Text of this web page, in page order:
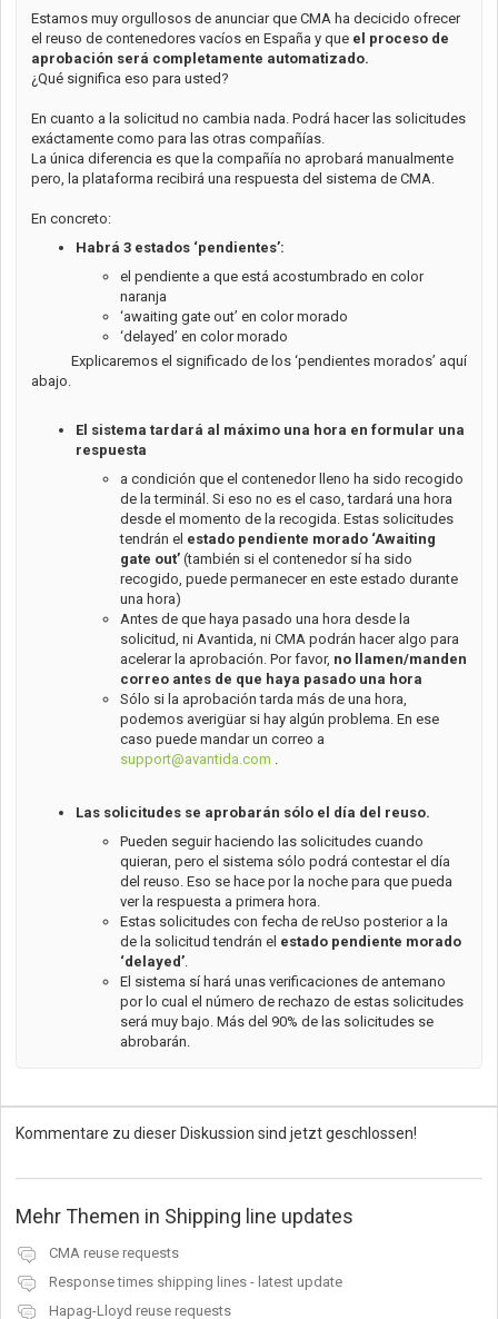
Estamos muy orgullosos de anunciar que CMA ha decicido ofrecer
el reuso de contenedores vacíos en España y que el proceso de
aprobación será completamente automatizado.
¿Qué significa eso para usted?
En cuanto a la solicitud no cambia nada. Podrá hacer las solicitudes
exáctamente como para las otras compañías.
La única diferencia es que la compañía no aprobará manualmente
pero, la plataforma recibirá una respuesta del sistema de CMA.
En concreto:
Habrá 3 estados ‘pendientes’:
el pendiente a que está acostumbrado en color
naranja
‘awaiting gate out’ en color morado
‘delayed’ en color morado
Explicaremos el significado de los ‘pendientes morados’ aquí
abajo.
El sistema tardará al máximo una hora en formular una
respuesta
a condición que el contenedor lleno ha sido recogido
de la terminál. Si eso no es el caso, tardará una hora
desde el momento de la recogida. Estas solicitudes
tendrán el estado pendiente morado ‘Awaiting
gate out’ (también si el contenedor sí ha sido
recogido, puede permanecer en este estado durante
una hora)
Antes de que haya pasado una hora desde la
solicitud, ni Avantida, ni CMA podrán hacer algo para
acelerar la aprobación. Por favor, no llamen/manden
correo antes de que haya pasado una hora
Sólo si la aprobación tarda más de una hora,
podemos averigüar si hay algún problema. En ese
caso puede mandar un correo a
support@avantida.com
Las solicitudes se aprobarán sólo el día del reuso.
Pueden seguir haciendo las solicitudes cuando
quieran, pero el sistema sólo podrá contestar el día
del reuso. Eso se hace por la noche para que pueda
ver la respuesta a primera hora.
Estas solicitudes con fecha de reUso posterior a la
de la solicitud tendrán el estado pendiente morado
‘delayed’
El sistema sí hará unas verificaciones de antemano
por lo cual el número de rechazo de estas solicitudes
será muy bajo. Más del 90% de las solicitudes se
abrobarán.
Kommentare zu dieser Diskussion sind jetzt geschlossen!
Mehr Themen in Shipping line updates
CMA reuse requests
Response times shipping lines - latest update
Hapag-Lloyd reuse requests